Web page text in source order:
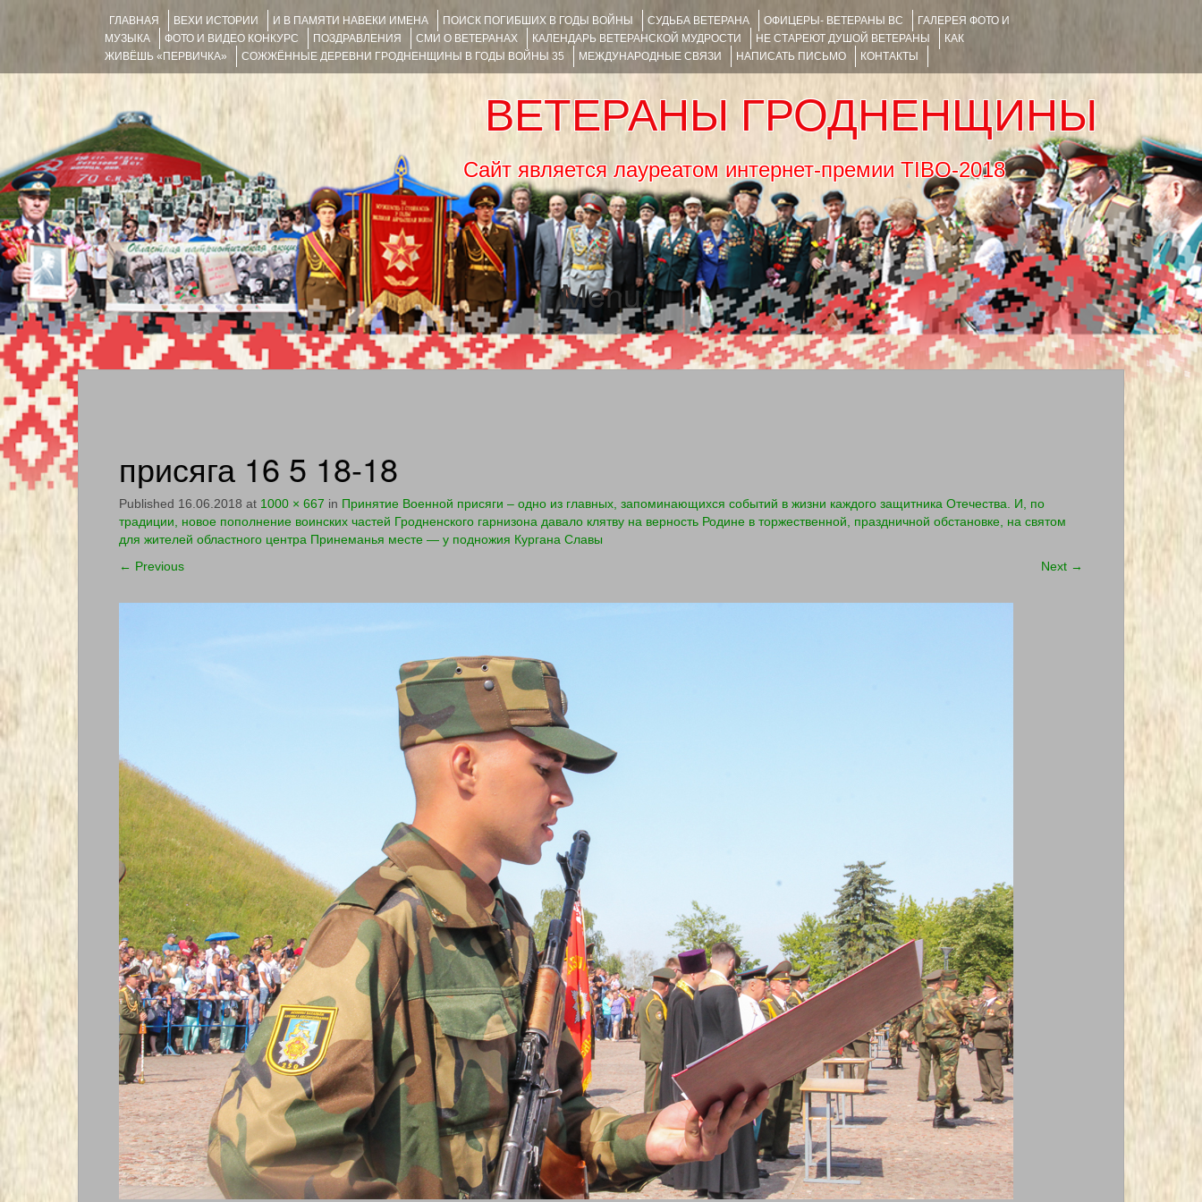
ГЛАВНАЯ ВЕХИ ИСТОРИИ И В ПАМЯТИ НАВЕКИ ИМЕНА ПОИСК ПОГИБШИХ В ГОДЫ ВОЙНЫ СУДЬБА ВЕТЕРАНА ОФИЦЕРЫ- ВЕТЕРАНЫ ВС
ГАЛЕРЕЯ ФОТО И
МУЗЫКА
ФОТО И ВИДЕО КОНКУРС ПОЗДРАВЛЕНИЯ СМИ О ВЕТЕРАНАХ КАЛЕНДАРЬ ВЕТЕРАНСКОЙ МУДРОСТИ НЕ СТАРЕЮТ ДУШОЙ ВЕТЕРАНЫ
КАК
ЖИВЁШЬ «ПЕРВИЧКА»
СОЖЖЁННЫЕ ДЕРЕВНИ ГРОДНЕНЩИНЫ В ГОДЫ ВОЙНЫ 35 МЕЖДУНАРОДНЫЕ СВЯЗИ НАПИСАТЬ ПИСЬМО КОНТАКТЫ
ВЕТЕРАНЫ ГРОДНЕНЩИНЫ
Сайт является лауреатом интернет-премии TIBO-2018
Menu
SKIP TO CONTENT
присяга 16 5 18-18
Published 16.06.2018 at 1000 × 667 in Принятие Военной присяги – одно из главных, запоминающихся событий в жизни каждого защитника Отечества. И, по
традиции, новое пополнение воинских частей Гродненского гарнизона давало клятву на верность Родине в торжественной, праздничной обстановке, на святом
для жителей областного центра Принеманья месте — у подножия Кургана Славы
← Previous Next →